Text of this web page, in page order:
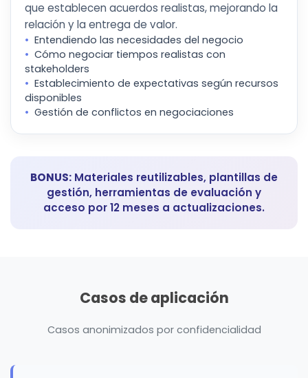
que establecen acuerdos realistas, mejorando la
relación y la entrega de valor.
Entendiendo las necesidades del negocio
Cómo negociar tiempos realistas con
stakeholders
Establecimiento de expectativas según recursos
disponibles
Gestión de conflictos en negociaciones
BONUS: Materiales reutilizables, plantillas de
gestión, herramientas de evaluación y
acceso por 12 meses a actualizaciones.
Casos de aplicación
Casos anonimizados por confidencialidad